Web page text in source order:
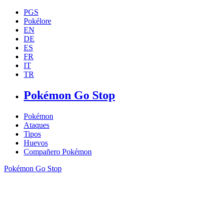
PGS
Pokélore
EN
DE
ES
FR
IT
TR
Pokémon Go Stop
Pokémon
Ataques
Tipos
Huevos
Compañero Pokémon
Pokémon Go Stop